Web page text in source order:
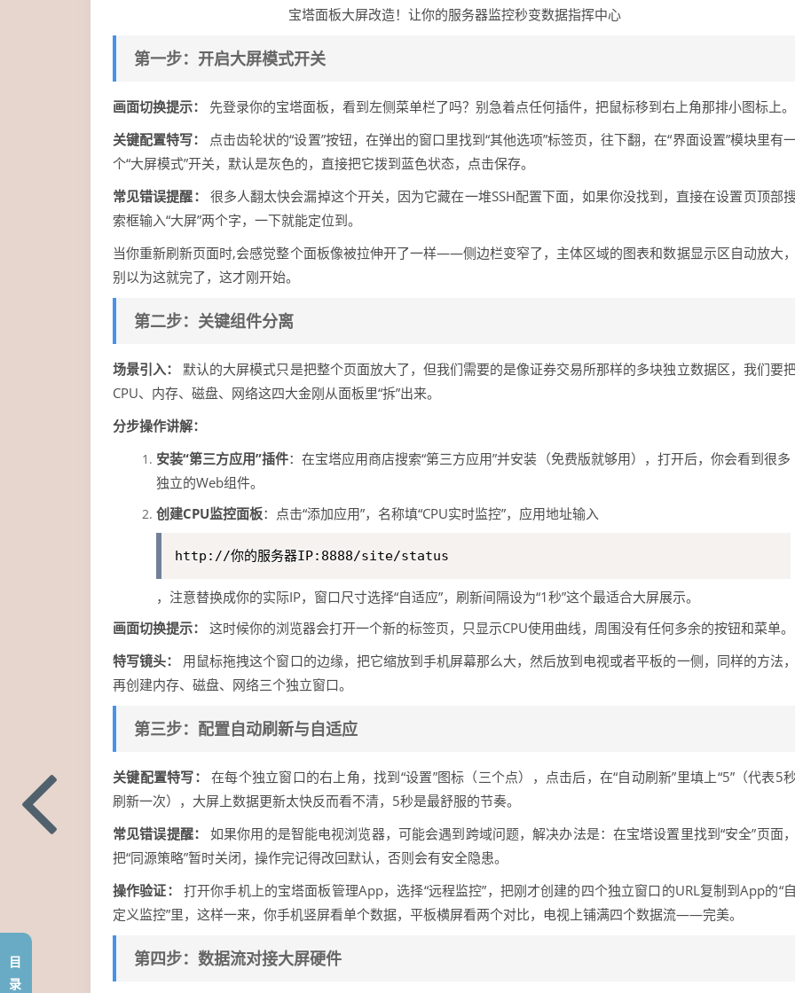
宝塔面板大屏改造！让你的服务器监控秒变数据指挥中心
第一步：开启大屏模式开关
画面切换提示：
先登录你的宝塔面板，看到左侧菜单栏了吗？别急着点任何插件，把鼠标移到右上角那排小图标上。
关键配置特写：
点击齿轮状的“设置”按钮，在弹出的窗口里找到“其他选项”标签页，往下翻，在“界面设置”模块里有
个“大屏模式”开关，默认是灰色的，直接把它拨到蓝色状态，点击保存。
常见错误提醒：
很多人翻太快会漏掉这个开关，因为它藏在一堆SSH配置下面，如果你没找到，直接在设置页顶部搜
索框输入“大屏”两个字，一下就能定位到。
当你重新刷新页面时,会感觉整个面板像被拉伸开了一样——侧边栏变窄了，主体区域的图表和数据显示区自动放大，
别以为这就完了，这才刚开始。
第二步：关键组件分离
场景引入：
默认的大屏模式只是把整个页面放大了，但我们需要的是像证券交易所那样的多块独立数据区，我们要
CPU、内存、磁盘、网络这四大金刚从面板里“拆”出来。
分步操作讲解：
安装“第三方应用”插件：在宝塔应用商店搜索“第三方应用”并安装（免费版就够用），打开后，你会看到很多
独立的Web组件。
创建CPU监控面板：点击“添加应用”，名称填“CPU实时监控”，应用地址输入
http://你的服务器IP:8888/site/status
，注意替换成你的实际IP，窗口尺寸选择“自适应”，刷新间隔设为“1秒”这个最适合大屏展示。
画面切换提示：
这时候你的浏览器会打开一个新的标签页，只显示CPU使用曲线，周围没有任何多余的按钮和菜单。
特写镜头：
用鼠标拖拽这个窗口的边缘，把它缩放到手机屏幕那么大，然后放到电视或者平板的一侧，同样的方法，
再创建内存、磁盘、网络三个独立窗口。
第三步：配置自动刷新与自适应
关键配置特写：
在每个独立窗口的右上角，找到“设置”图标（三个点），点击后，在“自动刷新”里填上“5”（代表5秒
刷新一次），大屏上数据更新太快反而看不清，5秒是最舒服的节奏。
常见错误提醒：
如果你用的是智能电视浏览器，可能会遇到跨域问题，解决办法是：在宝塔设置里找到“安全”页面，
把“同源策略”暂时关闭，操作完记得改回默认，否则会有安全隐患。
操作验证：
打开你手机上的宝塔面板管理App，选择“远程监控”，把刚才创建的四个独立窗口的URL复制到App的“自
定义监控”里，这样一来，你手机竖屏看单个数据，平板横屏看两个对比，电视上铺满四个数据流——完美。
第四步：数据流对接大屏硬件
目
录